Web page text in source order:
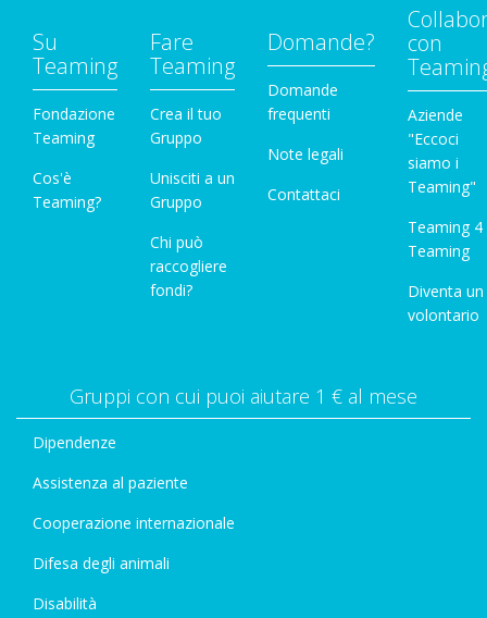
Su
Teaming
Fondazione
Teaming
Cos'è
Teaming?
Fare
Teaming
Crea il tuo
Gruppo
Unisciti a un
Gruppo
Chi può
raccogliere
fondi?
Domande?
Domande
frequenti
Note legali
Contattaci
con
Aziende
"Eccoci
siamo i
Teaming"
Teaming 4
Teaming
Diventa un
volontario
Gruppi con cui puoi aiutare 1 € al mese
Dipendenze
Assistenza al paziente
Cooperazione internazionale
Difesa degli animali
Disabilità